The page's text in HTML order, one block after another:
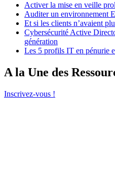
Activer la mise en veille
Auditer un environnement
Et si les clients n’avaient
Cybersécurité Active
génération
Les 5 profils IT en pénurie
A la Une des
Inscrivez-vous !